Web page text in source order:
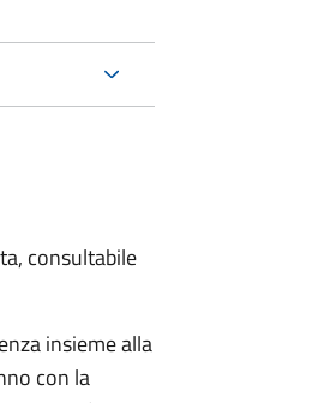
consultabile
insieme alla
con la